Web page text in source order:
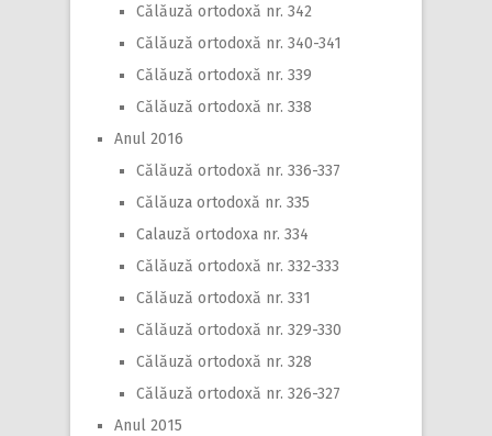
Călăuză ortodoxă nr. 342
Călăuză ortodoxă nr. 340-341
Călăuză ortodoxă nr. 339
Călăuză ortodoxă nr. 338
Anul 2016
Călăuză ortodoxă nr. 336-337
Călăuza ortodoxă nr. 335
Calauză ortodoxa nr. 334
Călăuză ortodoxă nr. 332-333
Călăuză ortodoxă nr. 331
Călăuză ortodoxă nr. 329-330
Călăuză ortodoxă nr. 328
Călăuză ortodoxă nr. 326-327
Anul 2015